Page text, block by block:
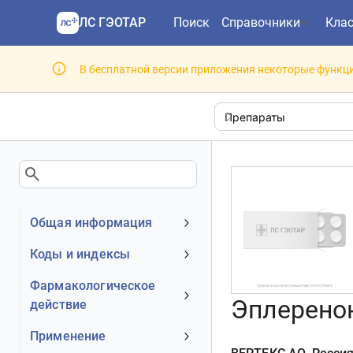
ЛС ГЭОТАР Поиск Справочники
В бесплатной версии приложения некоторые
Общая информация
Устаревшее наименование
Номер регистрационного
удостоверения РФ
Действующее вещество
Коды и индексы
АТХ код
МКБ-10 код
Фармакологическое
действие
Механизм действия
Применение